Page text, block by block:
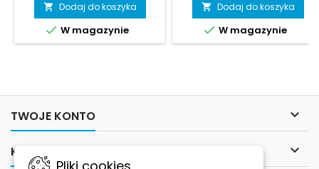
 Dodaj do koszyka
 W magazynie
 Dodaj do koszyka
 W magazynie
TWOJE KONTO 
KONTAKT 